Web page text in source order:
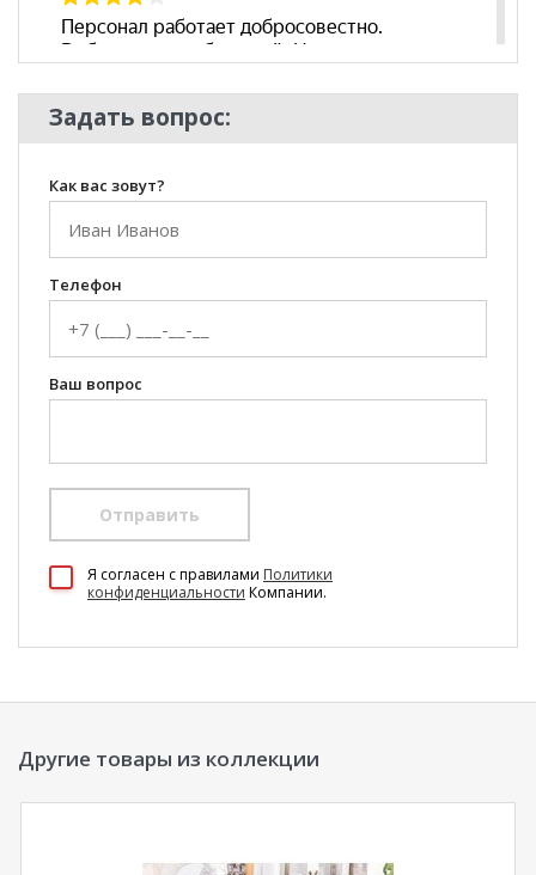
Задать вопрос:
Как вас зовут?
Телефон
Ваш вопрос
Отправить
Я согласен c правилами Политики
конфиденциальности Компании.
Другие товары из коллекции